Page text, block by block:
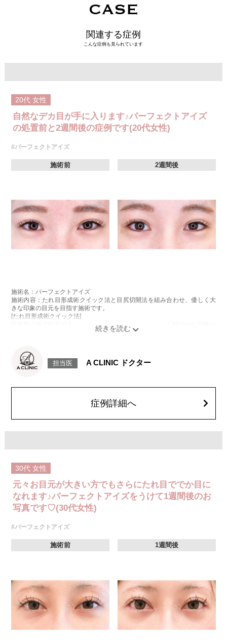
CASE
関連する症例
こんな症例も見られています
20代 女性
自然なデカ目が手に入ります♪パーフェクトアイズ
の処置前と2週間後の症例です(20代女性)
#パーフェクトアイズ
施術前 2週間後
施術名：パーフェクトアイズ
施術内容：たれ目形成術クイック法と目尻切開法を組み合わせ、優しく大
きな印象の目元を目指す施術です。
[たれ目形成術クイック法]
医療用の糸で目尻の下側を軽く引き下げることで、優しく穏やかな印象の
なり、目の横幅を大きく見せる施術です。
施術時間：約30分程
後一時的に生じることがございます。また、稀に細菌感染症、左右差、後
戻り、目尻のラインに段差が生じる、睫毛が切れたり抜ける、結膜腫脹な
どが生じることがございます。
オプション：笑気麻酔 3,300円(税込)
担当医 A CLINIC ドクター
症例詳細へ
30代 女性
元々お目元が大きい方でもさらにたれ目ででか目に
なれます♪パーフェクトアイズをうけて1週間後のお
写真です♡(30代女性)
#パーフェクトアイズ
施術前 1週間後